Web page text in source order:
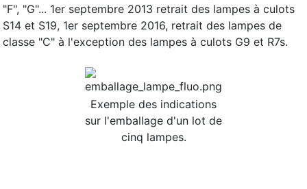
"F", "G"... 1er septembre 2013 retrait des lampes à culots
S14 et S19, 1er septembre 2016, retrait des lampes de
classe "C" à l'exception des lampes à culots G9 et R7s.
Exemple des indications
sur l'emballage d'un lot de
cinq lampes.